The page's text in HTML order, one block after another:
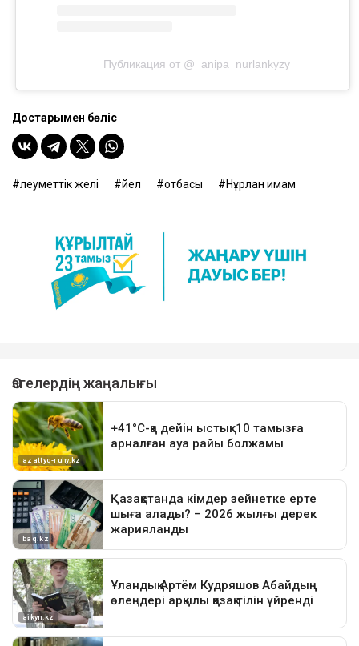
Публикация от @_anipa_nurlankyzy
Достарыңмен бөліс
әлеуметтік желі әйел отбасы Нұрлан имам